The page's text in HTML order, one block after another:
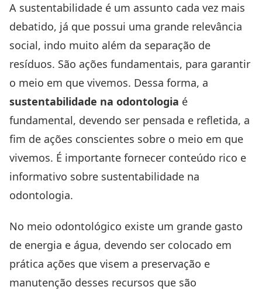
A sustentabilidade é um assunto cada vez mais
debatido, já que possui uma grande relevância
social, indo muito além da separação de
resíduos. São ações fundamentais, para garantir
o meio em que vivemos. Dessa forma, a
sustentabilidade na odontologia é
fundamental, devendo ser pensada e refletida, a
fim de ações conscientes sobre o meio em que
vivemos. É importante fornecer conteúdo rico e
informativo sobre sustentabilidade na
odontologia.
No meio odontológico existe um grande gasto
de energia e água, devendo ser colocado em
prática ações que visem a preservação e
manutenção desses recursos que são